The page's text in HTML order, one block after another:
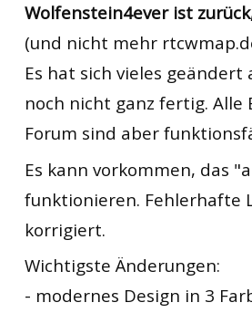
Wolfenstein4ever ist
(und nicht mehr
Es hat sich vieles
noch nicht ganz fertig. Alle
Forum sind aber
Es kann vorkommen, das
funktionieren. Fehlerhafte
korrigiert.
Wichtigste Änderungen:
- modernes Design in 3